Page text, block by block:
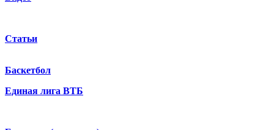
Статьи
Баскетбол
Единая лига ВТБ